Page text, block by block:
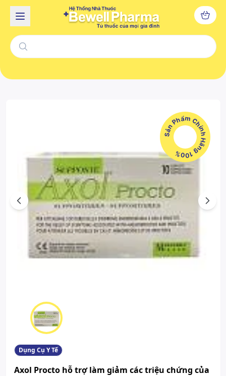
Sản Phẩm Chính Hãng 100%
Previous Next
Dụng Cụ Y Tế
Axol Procto hỗ trợ làm giảm các triệu chứng của